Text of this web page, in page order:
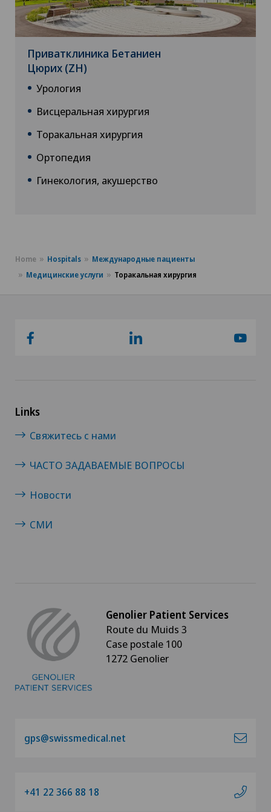
Приватклиника Бетаниен
Цюрих (ZH)
Урология
Висцеральная хирургия
Торакальная хирургия
Ортопедия
Гинекология, акушерство
Home Hospitals
Международные пациенты
Медицинские услуги
Торакальная хирургия
Links
Свяжитесь с нами
ЧАСТО ЗАДАВАЕМЫЕ ВОПРОСЫ
Новости
СМИ
Genolier Patient Services
Route du Muids 3
Case postale 100
1272 Genolier
gps@swissmedical.net
+41 22 366 88 18